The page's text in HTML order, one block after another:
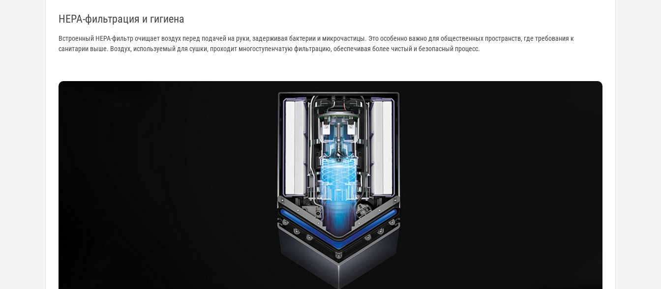
HEPA-фильтрация и гигиена
Встроенный HEPA-фильтр очищает воздух перед подачей на руки, задерживая бактерии и микрочастицы. Это особенно важно для общественных пространств, где требования к
санитарии выше. Воздух, используемый для сушки, проходит многоступенчатую фильтрацию, обеспечивая более чистый и безопасный процесс.